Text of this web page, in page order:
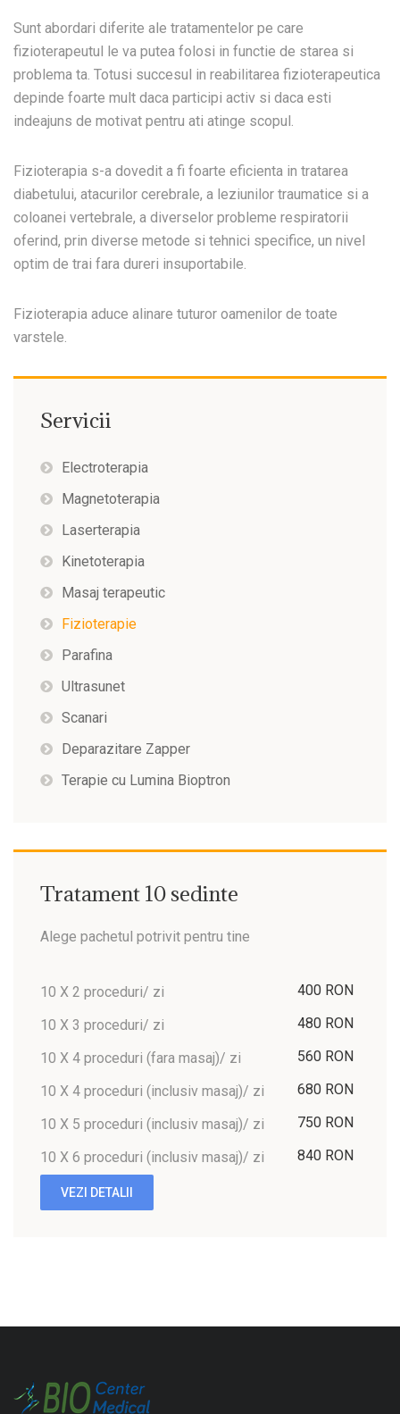
Sunt abordari diferite ale tratamentelor pe care
fizioterapeutul le va putea folosi in functie de starea si
problema ta. Totusi succesul in reabilitarea fizioterapeutica
depinde foarte mult daca participi activ si daca esti
indeajuns de motivat pentru ati atinge scopul.
Fizioterapia s-a dovedit a fi foarte eficienta in tratarea
diabetului, atacurilor cerebrale, a leziunilor traumatice si a
coloanei vertebrale, a diverselor probleme respiratorii
oferind, prin diverse metode si tehnici specifice, un nivel
optim de trai fara dureri insuportabile.
Fizioterapia aduce alinare tuturor oamenilor de toate
varstele.
Servicii
Electroterapia
Magnetoterapia
Laserterapia
Kinetoterapia
Masaj terapeutic
Fizioterapie
Parafina
Ultrasunet
Scanari
Deparazitare Zapper
Terapie cu Lumina Bioptron
Tratament 10 sedinte
Alege pachetul potrivit pentru tine
400 RON
10 X 2 proceduri/ zi
480 RON
10 X 3 proceduri/ zi
560 RON
10 X 4 proceduri (fara masaj)/ zi
680 RON
10 X 4 proceduri (inclusiv masaj)/ zi
750 RON
10 X 5 proceduri (inclusiv masaj)/ zi
840 RON
10 X 6 proceduri (inclusiv masaj)/ zi
VEZI DETALII